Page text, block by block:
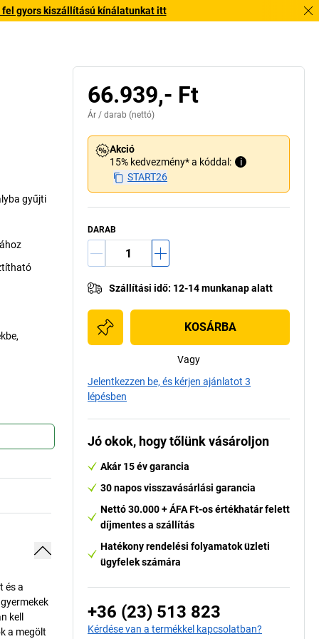
fel gyors kiszállítású kínálatunkat itt
gyűjti
és a
kell
a megölt
66.939,- Ft
Ár / darab (nettó)
Akció
15% kedvezmény* a kóddal:
i
START26
DARAB
Szállítási idő: 12-14 munkanap alatt
KOSÁRBA
Vagy
Jelentkezzen be, és kérjen ajánlatot 3
lépésben
Jó okok, hogy tőlünk vásároljon
Akár 15 év garancia
30 napos visszavásárlási garancia
Nettó 30.000 + ÁFA Ft-os értékhatár felett
díjmentes a szállítás
Hatékony rendelési folyamatok üzleti
ügyfelek számára
+36 (23) 513 823
Kérdése van a termékkel kapcsolatban?